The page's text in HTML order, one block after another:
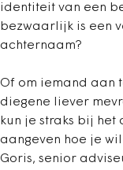
identiteit van een
bezwaarlijk is een
achternaam?
Of om iemand aan
diegene liever
kun je straks bij
aangeven hoe je wil
Goris, senior